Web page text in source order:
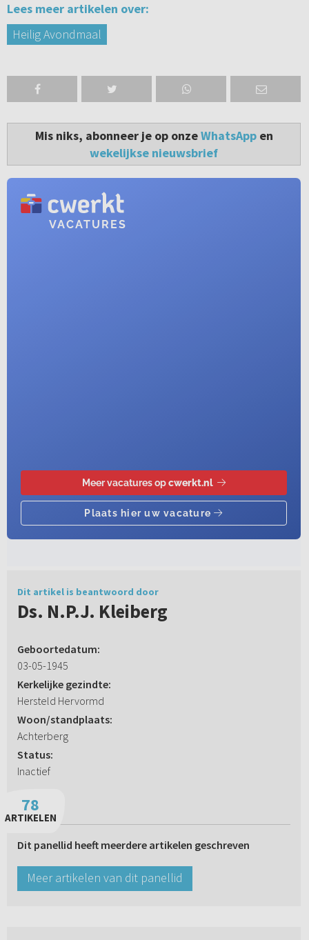
Lees meer artikelen over:
Heilig Avondmaal
Mis niks, abonneer je op onzeWhatsAppen
wekelijkse nieuwsbrief
Dit artikel is beantwoord door
Ds. N.P.J. Kleiberg
Geboortedatum:
03-05-1945
Kerkelijke gezindte:
Hersteld Hervormd
Woon/standplaats:
Achterberg
Status:
Inactief
78
ARTIKELEN
Dit panellid heeft meerdere artikelen geschreven
Meer artikelen van dit panellid